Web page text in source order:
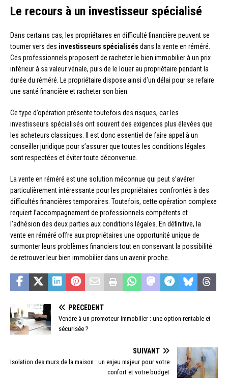
Le recours à un investisseur spécialisé
Dans certains cas, les propriétaires en difficulté financière peuvent se
tourner vers des investisseurs spécialisés dans la vente en réméré.
Ces professionnels proposent de racheter le bien immobilier à un prix
inférieur à sa valeur vénale, puis de le louer au propriétaire pendant la
durée du réméré. Le propriétaire dispose ainsi d’un délai pour se refaire
une santé financière et racheter son bien.
Ce type d’opération présente toutefois des risques, car les
investisseurs spécialisés ont souvent des exigences plus élevées que
les acheteurs classiques. Il est donc essentiel de faire appel à un
conseiller juridique pour s’assurer que toutes les conditions légales
sont respectées et éviter toute déconvenue.
La vente en réméré est une solution méconnue qui peut s’avérer
particulièrement intéressante pour les propriétaires confrontés à des
difficultés financières temporaires. Toutefois, cette opération complexe
requiert l’accompagnement de professionnels compétents et
l’adhésion des deux parties aux conditions légales. En définitive, la
vente en réméré offre aux propriétaires une opportunité unique de
surmonter leurs problèmes financiers tout en conservant la possibilité
de retrouver leur bien immobilier dans un avenir proche.
PRÉCÉDENT
Vendre à un promoteur immobilier : une option rentable et
sécurisée ?
SUIVANT
Isolation des murs de la maison : un enjeu majeur pour votre
confort et votre budget